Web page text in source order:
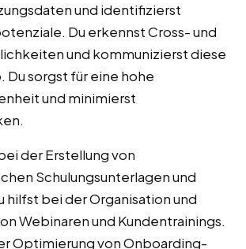
und identifizierst
Du erkennst Cross- und
und kommunizierst diese
Du sorgst für eine hohe
und minimierst
der Erstellung von
Schulungsunterlagen und
hilfst bei der Organisation und
Webinaren und Kundentrainings.
Optimierung von Onboarding-